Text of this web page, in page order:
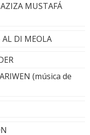
MUSTAFÁ
DI MEOLA
(música de